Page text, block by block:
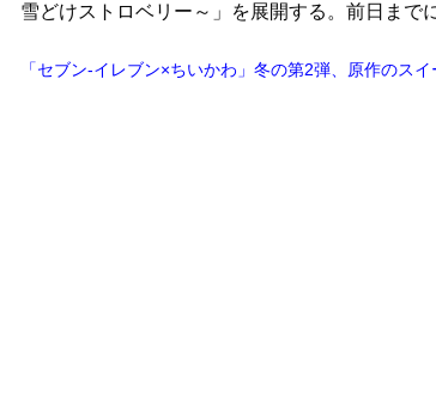
雪どけストロベリー～」を展開する。前日まで
「セブン‐イレブン×ちいかわ」冬の第2弾、原作のス